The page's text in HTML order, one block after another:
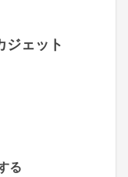
ジェット
る